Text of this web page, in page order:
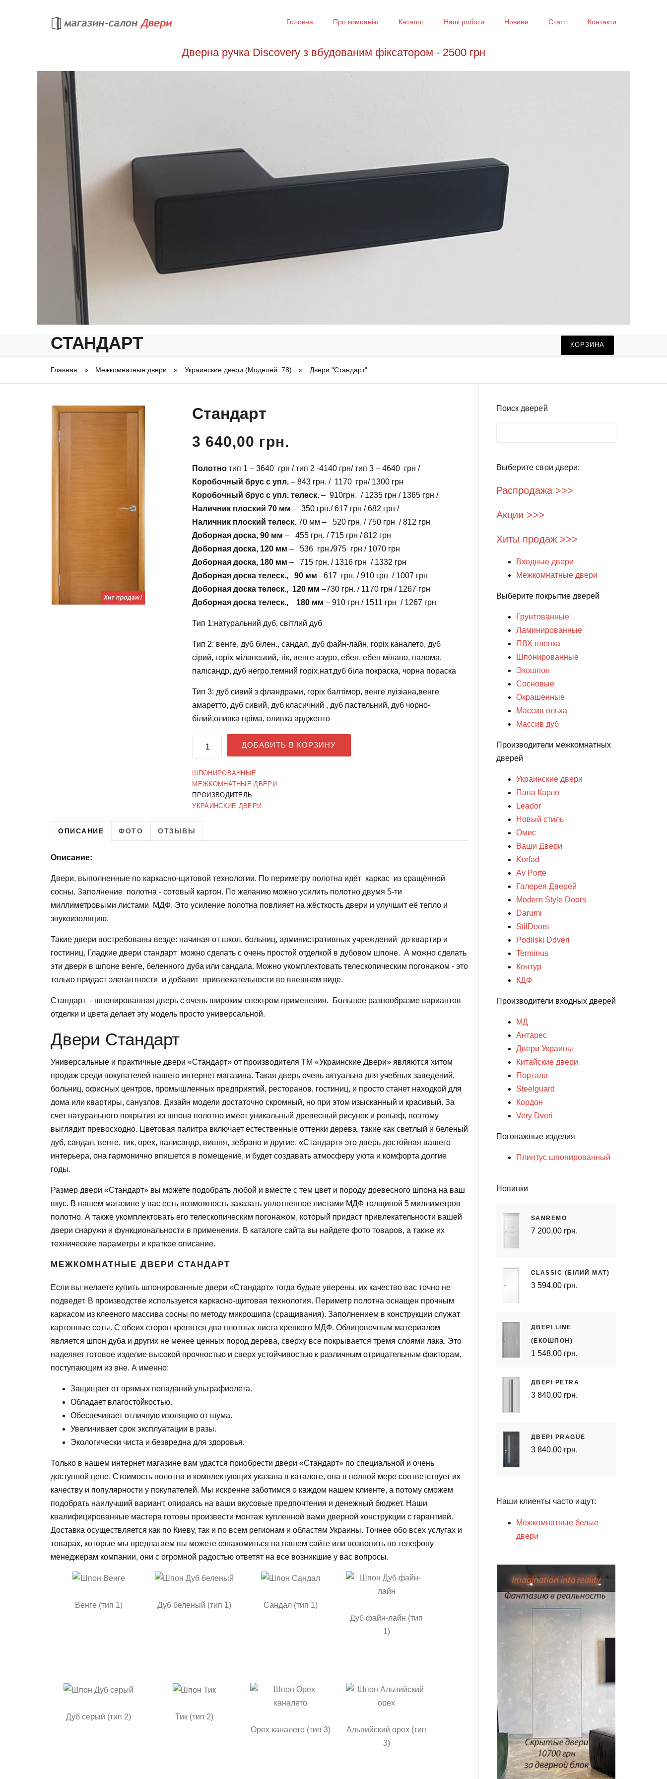
Головна Про компанію Каталог Наші роботи Новини Статті Контакти
Дверна ручка Discovery з вбудованим фіксатором - 2500 грн
СТАНДАРТ КОРЗИНА
Вы здесь
Главная » Межкомнатные двери » Украинские двери (Моделей: 78) » Двери "Стандарт"
Стандарт
3 640,00 грн.
Полотнотип 1 – 3640 грн / тип 2 -4140 грн/ тип 3 – 4640 грн /
Коробочный брус с упл. – 843 грн. / 1170 грн/ 1300 грн
Коробочный брус с упл. телеск.– 910грн. / 1235 грн / 1365 грн /
Наличник плоский 70 мм – 350 грн./ 617 грн / 682 грн /
Наличник плоский телеск. 70 мм – 520 грн. / 750 грн / 812 грн
Доборная доска, 90 мм – 455 грн. / 715 грн / 812 грн
Доборная доска, 120 мм – 536 грн./975 грн / 1070 грн
Доборная доска, 180 мм – 715 грн. / 1316 грн / 1332 грн
Доборная доска телеск., 90 мм –617 грн. / 910 грн / 1007 грн
Доборная доска телеск., 120 мм –730 грн. / 1170 грн / 1267 грн
Доборная доска телеск., 180 мм – 910 грн / 1511 грн / 1267 грн
Тип 1:натуральний дуб, світлий дуб
Тип 2: венге, дуб білен., сандал, дуб файн-лайн, горіх каналето, дуб
сірий, горіх міланський, тік, венге азуро, ебен, ебен мілано, палома,
палісандр, дуб негро,темний горіх,нат.дуб біла покраска, чорна пораска
Тип 3: дуб сивий з фландрами, горіх балтімор, венге луізіана,венге
амаретто, дуб сивий, дуб класичний , дуб пастельний, дуб чорно-
білий,оливка пріма, оливка ардженто
ДОБАВИТЬ В КОРЗИНУ
ШПОНИРОВАННЫЕ
МЕЖКОМНАТНЫЕ ДВЕРИ
ПРОИЗВОДИТЕЛЬ:
УКРАИНСКИЕ ДВЕРИ
ОПИСАНИЕ ФОТО ОТЗЫВЫ
Описание:
Двери, выполненные по каркасно-щитовой технологии. По периметру полотна идёт каркас из сращённой
сосны. Заполнение полотна - сотовый картон. По желанию можно усилить полотно двумя 5-ти
миллиметровыми листами МДФ. Это усиление полотна повлияет на жёсткость двери и улучшит её тепло и
звукоизоляцию.
Такие двери востребованы везде: начиная от школ, больниц, административных учреждений до квартир и
гостиниц. Гладкие двери стандарт можно сделать с очень простой отделкой в дубовом шпоне. А можно сделать
эти двери в шпоне венге, беленного дуба или сандала. Можно укомплектовать телескопическим погонажом - это
только придаст элегантности и добавит привлекательности во внешнем виде.
Стандарт - шпонированная дверь с очень широким спектром применения. Большое разнообразие вариантов
отделки и цвета делает эту модель просто универсальной.
Двери Стандарт
Универсальные и практичные двери «Стандарт» от производителя ТМ «Украинские Двери» являются хитом
продаж среди покупателей нашего интернет магазина. Такая дверь очень актуальна для учебных заведений,
больниц, офисных центров, промышленных предприятий, ресторанов, гостиниц, и просто станет находкой для
дома или квартиры, санузлов. Дизайн модели достаточно скромный, но при этом изысканный и красивый. За
счет натурального покрытия из шпона полотно имеет уникальный древесный рисунок и рельеф, поэтому
выглядит превосходно. Цветовая палитра включает естественные оттенки дерева, такие как светлый и беленый
дуб, сандал, венге, тик, орех, палисандр, вишня, зебрано и другие. «Стандарт» это дверь достойная вашего
интерьера, она гармонично впишется в помещение, и будет создавать атмосферу уюта и комфорта долгие
годы.
Размер двери «Стандарт» вы можете подобрать любой и вместе с тем цвет и породу древесного шпона на ваш
вкус. В нашем магазине у вас есть возможность заказать уплотненное листами МДФ толщиной 5 миллиметров
полотно. А также укомплектовать его телескопическим погонажом, который придаст привлекательности вашей
двери снаружи и функциональности в применении. В каталоге сайта вы найдете фото товаров, а также их
технические параметры и краткое описание.
МЕЖКОМНАТНЫЕ ДВЕРИ СТАНДАРТ
Если вы желаете купить шпонированные двери «Стандарт» тогда будьте уверены, их качество вас точно не
подведет. В производстве используется каркасно-щитовая технология. Периметр полотна оснащен прочным
каркасом из клееного массива сосны по методу микрошипа (сращивания). Заполнением в конструкции служат
картонные соты. С обеих сторон крепятся два плотных листа крепкого МДФ. Облицовочным материалом
является шпон дуба и других не менее ценных пород дерева, сверху все покрывается тремя слоями лака. Это
наделяет готовое изделие высокой прочностью и сверх устойчивостью к различным отрицательным факторам,
поступающим из вне. А именно:
Защищает от прямых попаданий ультрафиолета.
Обладает влагостойкостью.
Обеспечивает отличную изоляцию от шума.
Увеличивает срок эксплуатации в разы.
Экологически чиста и безвредна для здоровья.
Только в нашем интернет магазине вам удастся приобрести двери «Стандарт» по специальной и очень
доступной цене. Стоимость полотна и комплектующих указана в каталоге, она в полной мере соответствует их
качеству и популярности у покупателей. Мы искренне заботимся о каждом нашем клиенте, а потому сможем
подобрать наилучший вариант, опираясь на ваши вкусовые предпочтения и денежный бюджет. Наши
квалифицированные мастера готовы произвести монтаж купленной вами дверной конструкции с гарантией.
Доставка осуществляется как по Киеву, так и по всем регионам и областям Украины. Точнее обо всех услугах и
товарах, которые мы предлагаем вы можете ознакомиться на нашем сайте или позвонить по телефону
менеджерам компании, они с огромной радостью ответят на все возникшие у вас вопросы.
Венге (тип 1) Дуб беленый (тип 1)
Сандал (тип 1)
Дуб файн-лайн (тип
1)
Дуб серый (тип 2)
Тик (тип 2)
Орех каналето (тип 3)
Альпийский орех (тип
3)
Поиск дверей
Выберите свои двери:
Распродажа >>>
Акции >>>
Хиты продаж >>>
Входные двери
Межкомнатные двери
Выберите покрытие дверей
Грунтованные
Ламинированные
ПВХ пленка
Шпонированные
Экошпон
Сосновые
Окрашенные
Массив ольха
Массив дуб
Производители межкомнатных
дверей
Украинские двери
Папа Карло
Leador
Новый стиль
Омис
Ваши Двери
Korfad
Av Porte
Галерея Дверей
Modern Style Doors
Darumi
StilDoors
Podilski Ddveri
Terminus
Контур
КДФ
Производители входных дверей
МД
Антарес
Двери Украины
Китайские двери
Портала
Steelguard
Кордон
Very Dveri
Погонажные изделия
Плинтус шпонированный
Новинки
SANREMO
7 200,00 грн.
CLASSIC (БІЛИЙ МАТ)
3 594,00 грн.
ДВЕРІ LINE
(ЕКОШПОН)
1 548,00 грн.
ДВЕРІ PETRA
3 840,00 грн.
ДВЕРІ PRAGUE
3 840,00 грн.
Наши клиенты часто ищут:
Межкомнатные белые
двери